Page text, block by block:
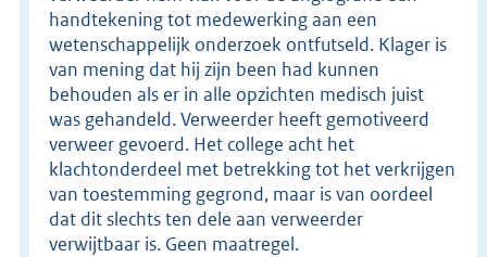
handtekening tot medewerking aan een
wetenschappelijk onderzoek ontfutseld. Klager is
van mening dat hij zijn been had kunnen
behouden als er in alle opzichten medisch juist
was gehandeld. Verweerder heeft gemotiveerd
verweer gevoerd. Het college acht het
klachtonderdeel met betrekking tot het verkrijgen
van toestemming gegrond, maar is van oordeel
dat dit slechts ten dele aan verweerder
verwijtbaar is. Geen maatregel.